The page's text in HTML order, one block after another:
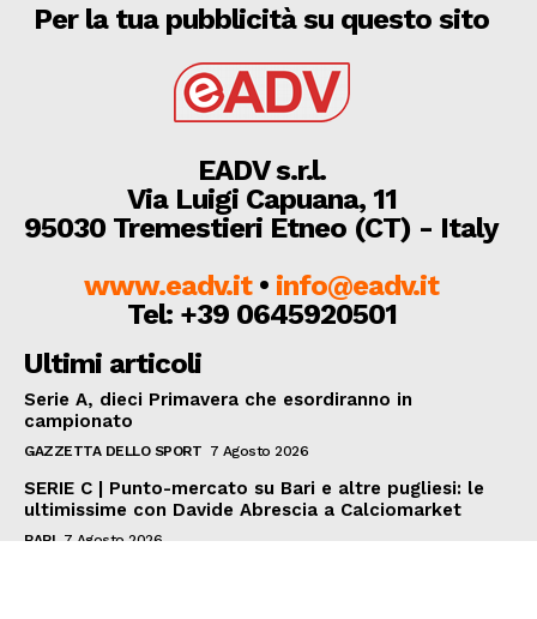
Per la tua pubblicità su questo sito
EADV s.r.l.
Via Luigi Capuana, 11
95030 Tremestieri Etneo (CT) - Italy
www.eadv.it• info@eadv.it
Tel: +39 0645920501
Ultimi articoli
Serie A, dieci Primavera che esordiranno in
campionato
GAZZETTA DELLO SPORT 7 Agosto 2026
SERIE C | Punto-mercato su Bari e altre pugliesi: le
ultimissime con Davide Abrescia a Calciomarket
BARI 7 Agosto 2026